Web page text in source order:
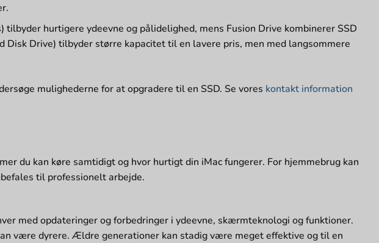
tilbyder hurtigere ydeevne og pålidelighed, mens Fusion Drive kombinerer SSD
Disk Drive) tilbyder større kapacitet til en lavere pris, men med langsommere
mulighederne for at opgradere til en SSD. Se vores kontakt information
du kan køre samtidigt og hvor hurtigt din iMac fungerer. For hjemmebrug kan
til professionelt arbejde.
med opdateringer og forbedringer i ydeevne, skærmteknologi og funktioner.
være dyrere. Ældre generationer kan stadig være meget effektive og til en